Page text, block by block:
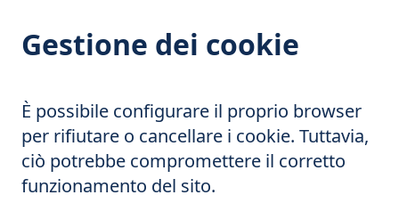
Gestione dei cookie
È possibile configurare il proprio browser
per rifiutare o cancellare i cookie. Tuttavia,
ciò potrebbe compromettere il corretto
funzionamento del sito.